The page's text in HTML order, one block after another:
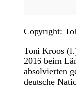
Copyright:
Toni Kroos
2016 beim
absolvierten
deutsche